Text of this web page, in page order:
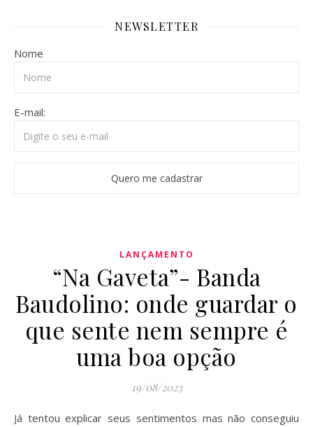
NEWSLETTER
Nome
E-mail:
LANÇAMENTO
“Na Gaveta”- Banda
Baudolino: onde guardar o
que sente nem sempre é
uma boa opção
19/08/2023
Já tentou explicar seus sentimentos mas não conseguiu